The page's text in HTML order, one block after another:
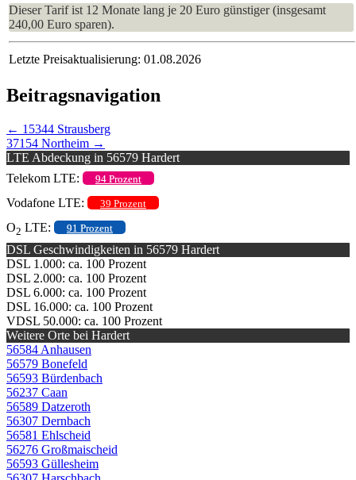
Dieser Tarif ist 12 Monate lang je 20 Euro günstiger (insgesamt
240,00 Euro sparen).
Letzte Preisaktualisierung: 01.08.2026
Beitragsnavigation
← 15344 Strausberg
37154 Northeim →
LTE Abdeckung in 56579 Hardert
Telekom LTE:
94 Prozent
Vodafone LTE: 39 Prozent
O2 LTE: 91 Prozent
DSL Geschwindigkeiten in 56579 Hardert
DSL 1.000: ca. 100 Prozent
DSL 2.000: ca. 100 Prozent
DSL 6.000: ca. 100 Prozent
DSL 16.000: ca. 100 Prozent
VDSL 50.000: ca. 100 Prozent
Weitere Orte bei Hardert
56584 Anhausen
56579 Bonefeld
56593 Bürdenbach
56237 Caan
56589 Datzeroth
56307 Dernbach
56581 Ehlscheid
56276 Großmaischeid
56593 Güllesheim